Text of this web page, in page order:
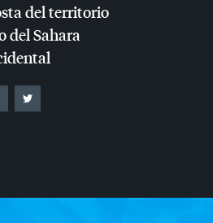
del territorio
del Sahara